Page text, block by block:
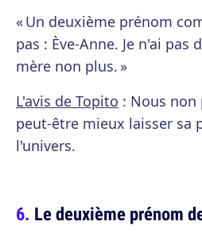
« Un deuxième prénom
pas : Ève-Anne. Je n'ai pas
mère non plus. »
L'avis de Topito : Nous non
peut-être mieux laisser sa
l'univers.
Le deuxième prénom